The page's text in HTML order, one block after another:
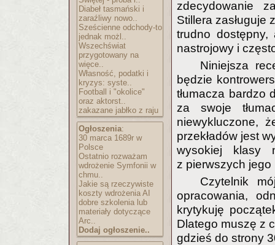
Diabeł tasmański i
zaraźliwy nowo..
Sześcienne odchody-to
jednak możl..
Wszechświat
przygotowany na
więce..
Własność, podatki i
kryzys: syste..
Football i "okolice"
oraz aktorst..
zakazane jabłko z raju
Ogłoszenia:
30 marca 1689r w
Polsce
Ostatnio rozważam
wdrożenie Symfonii w
chmu..
Jakie są rzeczywiste
koszty wdrożenia AI
dobre szkolenia lub
materiały dotyczące
Arc..
Dodaj ogłoszenie..
zdecydowanie
Stillera zasługuje
trudno
nastrojowy i
Niniejsza
będzie
tłumacza bardzo
za swoje
niewykluczone,
przekładów jest
wysokiej klasy
z pierwszych jego
Czytelnik
opracowania,
krytykuję
Dlatego muszę z
gdzieś do strony